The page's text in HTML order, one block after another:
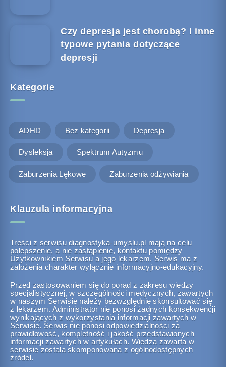
Czy depresja jest chorobą? I inne
typowe pytania dotyczące
depresji
Kategorie
ADHD Bez kategorii Depresja
Dysleksja Spektrum Autyzmu
Zaburzenia Lękowe Zaburzenia odżywiania
Klauzula informacyjna
Treści z serwisu diagnostyka-umyslu.pl mają na celu
polepszenie, a nie zastąpienie, kontaktu pomiędzy
Użytkownikiem Serwisu a jego lekarzem. Serwis ma z
założenia charakter wyłącznie informacyjno-edukacyjny.
Przed zastosowaniem się do porad z zakresu wiedzy
specjalistycznej, w szczególności medycznych, zawartych
w naszym Serwisie należy bezwzględnie skonsultować się
z lekarzem. Administrator nie ponosi żadnych konsekwencji
wynikających z wykorzystania informacji zawartych w
Serwisie. Serwis nie ponosi odpowiedzialności za
prawidłowość, kompletność i jakość przedstawionych
informacji zawartych w artykułach. Wiedza zawarta w
serwisie została skomponowana z ogólnodostępnych
źródeł.